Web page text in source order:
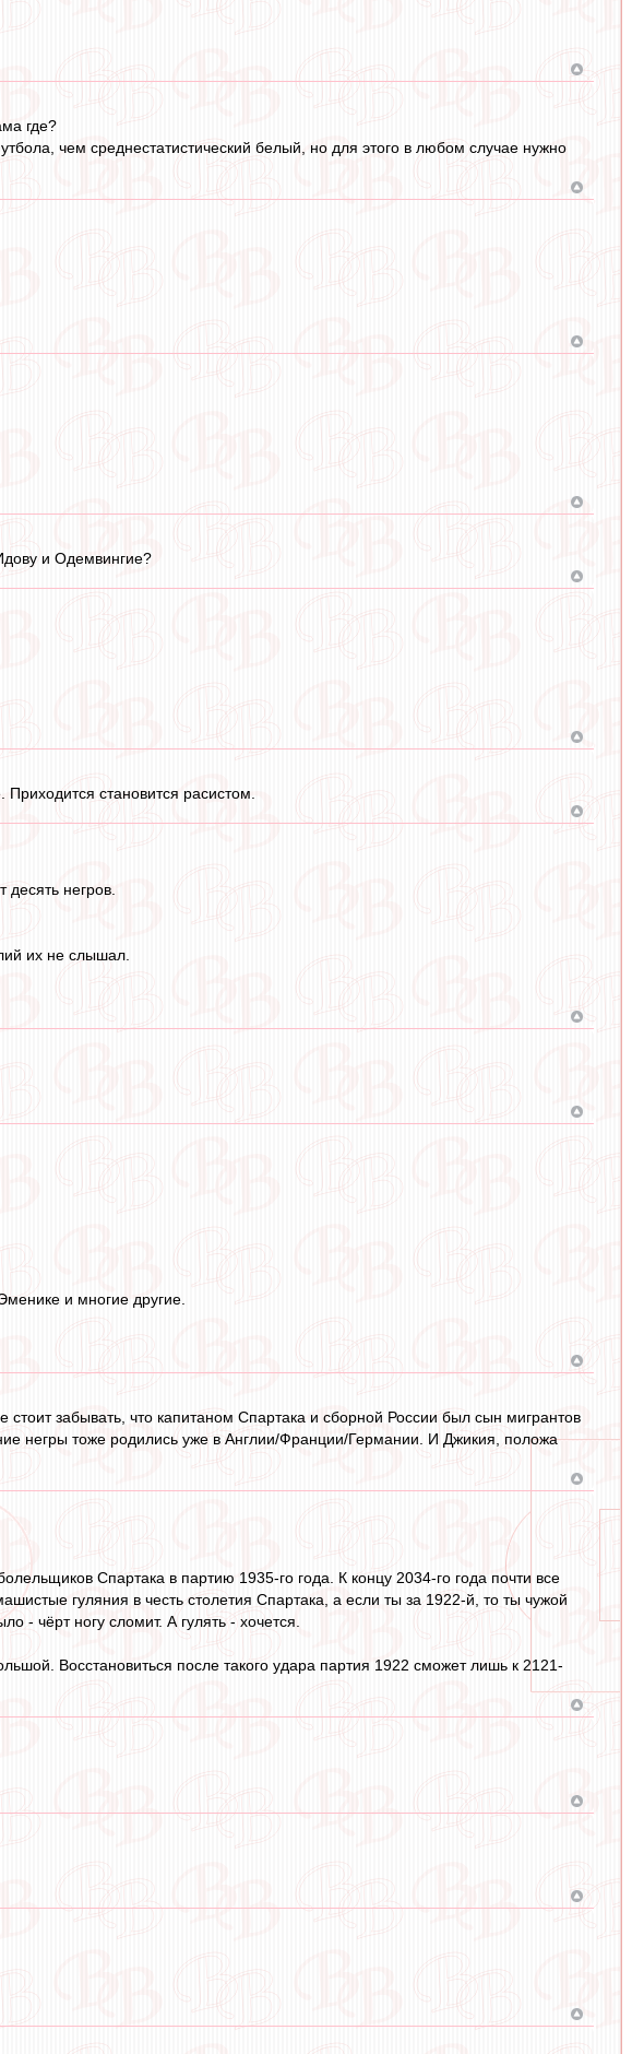
где?
чем среднестатистический белый, но для этого в любом случае нужно
и Одемвингие?
становится расистом.
негров.
их не слышал.
и многие другие.
забывать, что капитаном Спартака и сборной России был сын мигрантов
негры тоже родились уже в Англии/Франции/Германии. И Джикия, положа
Спартака в партию 1935-го года. К концу 2034-го года почти все
гуляния в честь столетия Спартака, а если ты за 1922-й, то ты чужой
- чёрт ногу сломит. А гулять - хочется.
Восстановиться после такого удара партия 1922 сможет лишь к 2121-